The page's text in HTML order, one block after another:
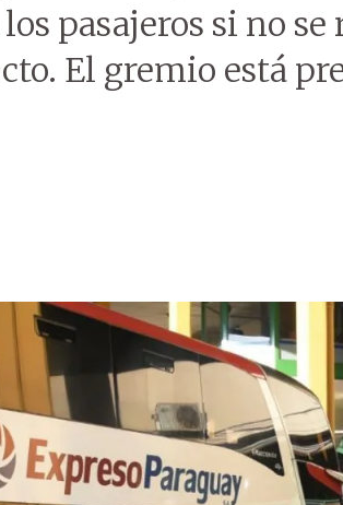
pasajeros si no se
El gremio está